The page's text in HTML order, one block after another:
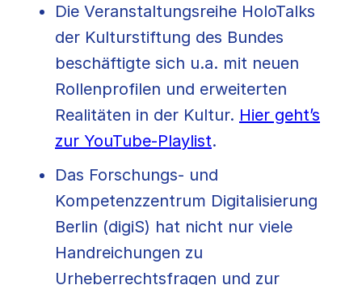
Die Veranstaltungsreihe HoloTalks
der Kulturstiftung des Bundes
beschäftigte sich u.a. mit neuen
Rollenprofilen und erweiterten
Realitäten in der Kultur. Hier geht’s
zur YouTube-Playlist.
Das Forschungs- und
Kompetenzzentrum Digitalisierung
Berlin (digiS) hat nicht nur viele
Handreichungen zu
Urheberrechtsfragen und zur